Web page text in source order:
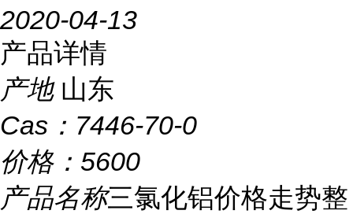
2020-04-13
产品详情
产地 山东
Cas： 7446-70-0
价格： 5600
产品名称三氯化铝价格走势整